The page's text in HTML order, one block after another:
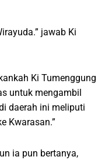
jawab Ki
Ki Tumenggung
untuk mengambil
daerah ini meliputi
Kwarasan.”
ia pun bertanya,